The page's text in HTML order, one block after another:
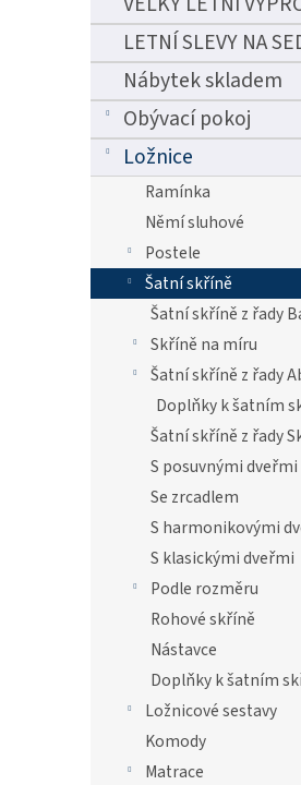
e
LETNÍ SLEVY NA
Nábytek skladem
Obývací pokoj
Ložnice
Ramínka
Němí sluhové
Postele
Šatní skříně
Šatní skříně z řady
Skříně na míru
Šatní skříně z řady
Doplňky k šatním
Šatní skříně z řady
S posuvnými dveřmi
Se zrcadlem
S harmonikovými
S klasickými dveřmi
Podle rozměru
Rohové skříně
Nástavce
Doplňky k šatním
Ložnicové sestavy
Komody
Matrace